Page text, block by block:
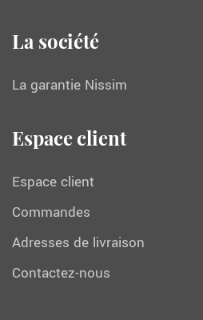
La société
La garantie Nissim
Espace client
Espace client
Commandes
Adresses de livraison
Contactez-nous